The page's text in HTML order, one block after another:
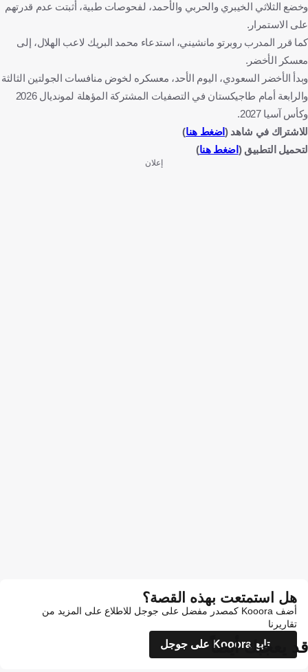
وخضع الثلاثي الخيبري والحربي والأحمد، لفحوصات طبية، أثبتت عدم قدرتهم
على الاستمرار.
كما قرر المدرب روبرتو مانشيني، استدعاء محمد البريك لاعب الهلال، إلى
معسكر الأخضر.
وبدأ الأخضر السعودي، اليوم الأحد، معسكره لخوض منافسات الجولتين الثالثة
والرابعة أمام طاجيكستان في التصفيات المشتركة المؤهلة لمونديال 2026
وكأس آسيا 2027.
للاشتراك في شاهد (اضغط هنا)
لتحميل التطبيق ( اضغط هنا)
إعلان
هل استمتعت بهذه القصة؟
أضف Kooora كمصدر مفضل على جوجل للاطلاع على المزيد من
تقاريرنا
تابع Kooora على جوجل
قد يعجبك أيضاً